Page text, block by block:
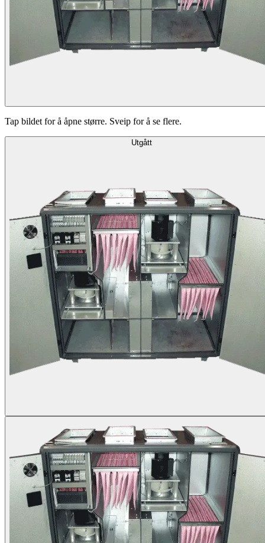
Tap bildet for å åpne større. Sveip for å se flere.
Utgått